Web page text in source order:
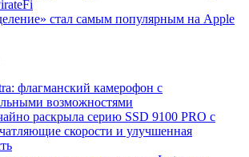
стал самым популярным на Apple
флагманский камерофон с
возможностями
раскрыла серию SSD 9100 PRO с
скорости и улучшенная